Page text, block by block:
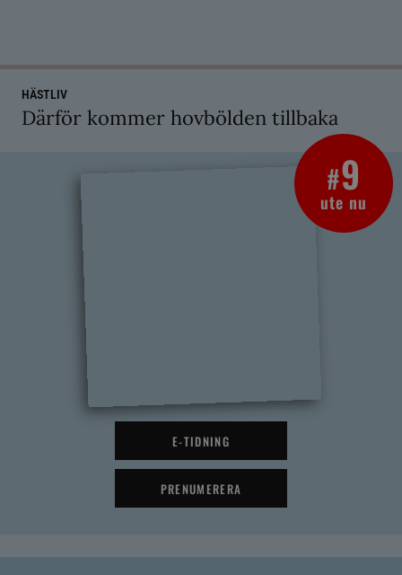
HÄSTLIV
Därför kommer hovbölden tillbaka
#9
ute nu
E-TIDNING
PRENUMERERA